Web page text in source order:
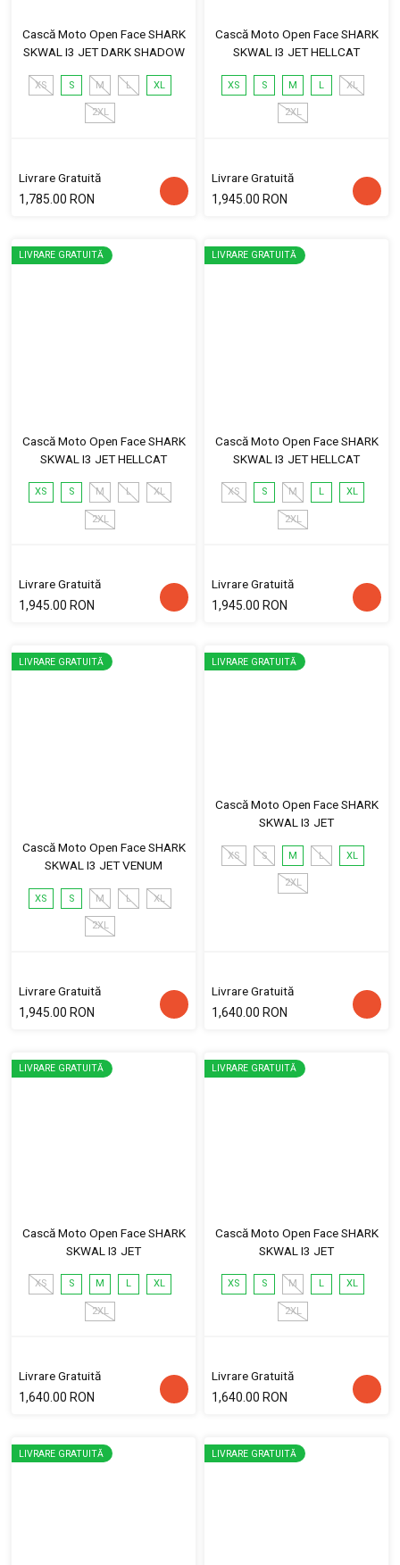
Cască Moto Open Face SHARK
SKWAL I3 JET DARK SHADOW
XS S M L XL
2XL
Livrare Gratuită
1,785.00 RON
Cască Moto Open Face SHARK
SKWAL I3 JET HELLCAT
XS S M L XL
2XL
Livrare Gratuită
1,945.00 RON
LIVRARE GRATUITĂ
Cască Moto Open Face SHARK
SKWAL I3 JET HELLCAT
XS S M L XL
2XL
Livrare Gratuită
1,945.00 RON
LIVRARE GRATUITĂ
Cască Moto Open Face SHARK
SKWAL I3 JET HELLCAT
XS S M L XL
2XL
Livrare Gratuită
1,945.00 RON
LIVRARE GRATUITĂ
Cască Moto Open Face SHARK
SKWAL I3 JET VENUM
XS S M L XL
2XL
Livrare Gratuită
1,945.00 RON
LIVRARE GRATUITĂ
Cască Moto Open Face SHARK
SKWAL I3 JET
XS S M L XL
2XL
Livrare Gratuită
1,640.00 RON
LIVRARE GRATUITĂ
Cască Moto Open Face SHARK
SKWAL I3 JET
XS S M L XL
2XL
Livrare Gratuită
1,640.00 RON
LIVRARE GRATUITĂ
Cască Moto Open Face SHARK
SKWAL I3 JET
XS S M L XL
2XL
Livrare Gratuită
1,640.00 RON
LIVRARE GRATUITĂ LIVRARE GRATUITĂ